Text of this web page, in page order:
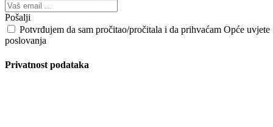
Pošalji
Potvrđujem da sam pročitao/pročitala i da prihvaćam Opće uvjete
poslovanja
Privatnost podataka